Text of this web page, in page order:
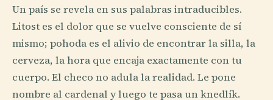
Un país se revela en sus palabras intraducibles.
Litost es el dolor que se vuelve consciente de sí
mismo; pohoda es el alivio de encontrar la silla, la
cerveza, la hora que encaja exactamente con tu
cuerpo. El checo no adula la realidad. Le pone
nombre al cardenal y luego te pasa un knedlík.